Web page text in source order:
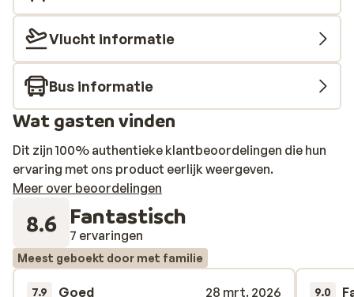
Vlucht informatie
Bus informatie
Wat gasten vinden
Dit zijn 100% authentieke klantbeoordelingen die hun
ervaring met ons product eerlijk weergeven.
Meer over beoordelingen
8.6 Fantastisch
7 ervaringen
Meest geboekt door met familie
7.9 Goed
28 mrt. 2026
9.0